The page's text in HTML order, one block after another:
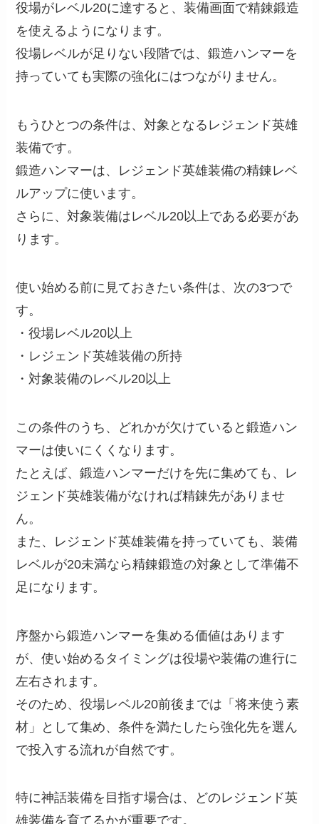
役場がレベル20に達すると、装備画面で精錬鍛造
を使えるようになります。
役場レベルが足りない段階では、鍛造ハンマーを
持っていても実際の強化にはつながりません。
もうひとつの条件は、対象となるレジェンド英雄
装備です。
鍛造ハンマーは、レジェンド英雄装備の精錬レベ
ルアップに使います。
さらに、対象装備はレベル20以上である必要があ
ります。
使い始める前に見ておきたい条件は、次の3つで
す。
・役場レベル20以上
・レジェンド英雄装備の所持
・対象装備のレベル20以上
この条件のうち、どれかが欠けていると鍛造ハン
マーは使いにくくなります。
たとえば、鍛造ハンマーだけを先に集めても、レ
ジェンド英雄装備がなければ精錬先がありませ
ん。
また、レジェンド英雄装備を持っていても、装備
レベルが20未満なら精錬鍛造の対象として準備不
足になります。
序盤から鍛造ハンマーを集める価値はあります
が、使い始めるタイミングは役場や装備の進行に
左右されます。
そのため、役場レベル20前後までは「将来使う素
材」として集め、条件を満たしたら強化先を選ん
で投入する流れが自然です。
特に神話装備を目指す場合は、どのレジェンド英
雄装備を育てるかが重要です。